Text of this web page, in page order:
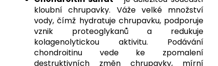
kloubní chrupavky. Váže velké množství
vody, čímž hydratuje chrupavku, podporuje
vznik proteoglykanů a redukuje
kolagenolytickou aktivitu. Podávání
chondroitinu vede ke zpomalení
destruktivních změn chrupavky, mírní